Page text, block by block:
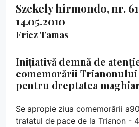
Szekely hirmondo, nr.
14.05.2010
Fricz Tamas
Inițiativă demnă de
comemorării Trianonului
pentru dreptatea
Se apropie ziua comemorării
tratatul de pace de la Trianon -